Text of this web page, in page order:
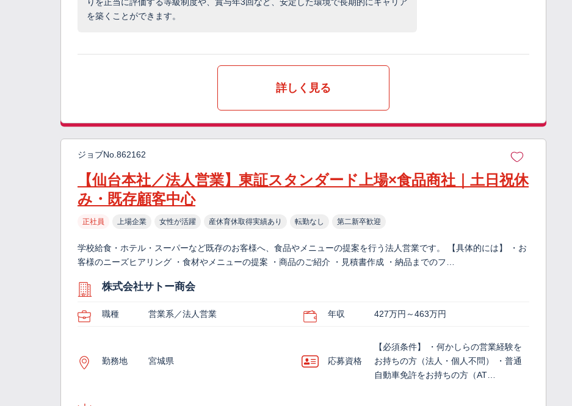
を築くことができます。
詳しく見る
ジョブNo.862162
【仙台本社／法人営業】東証スタンダード上場×食品商社｜土日祝休
み・既存顧客中心
正社員 上場企業 女性が活躍 産休育休取得実績あり 転勤なし 第二新卒歓迎
学校給食・ホテル・スーパーなど既存のお客様へ、食品やメニューの提案を行う法人営業です。 【具体的には】 ・お
客様のニーズヒアリング ・食材やメニューの提案 ・商品のご紹介 ・見積書作成 ・納品までのフ…
株式会社サトー商会
職種 営業系／法人営業 年収 427万円～463万円
勤務地 宮城県 応募資格
【必須条件】 ・何かしらの営業経験を
お持ちの方（法人・個人不問） ・普通
自動車免許をお持ちの方（AT…